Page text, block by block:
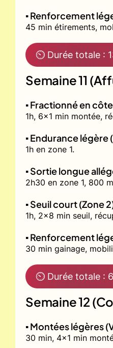
▪️ Renforcement
45 min étirements,
⏲ Durée totale :
Semaine 11
▪️ Fractionné en
1h, 6x1 min montée,
▪️ Endurance légère
1h en zone 1.
▪️ Sortie longue
2h30 en zone 1, 800
▪️ Seuil court (Zone
1h, 2x8 min seuil,
▪️ Renforcement
30 min gainage,
⏲ Durée totale :
Semaine 12
▪️ Montées légères
30 min, 4x1 min